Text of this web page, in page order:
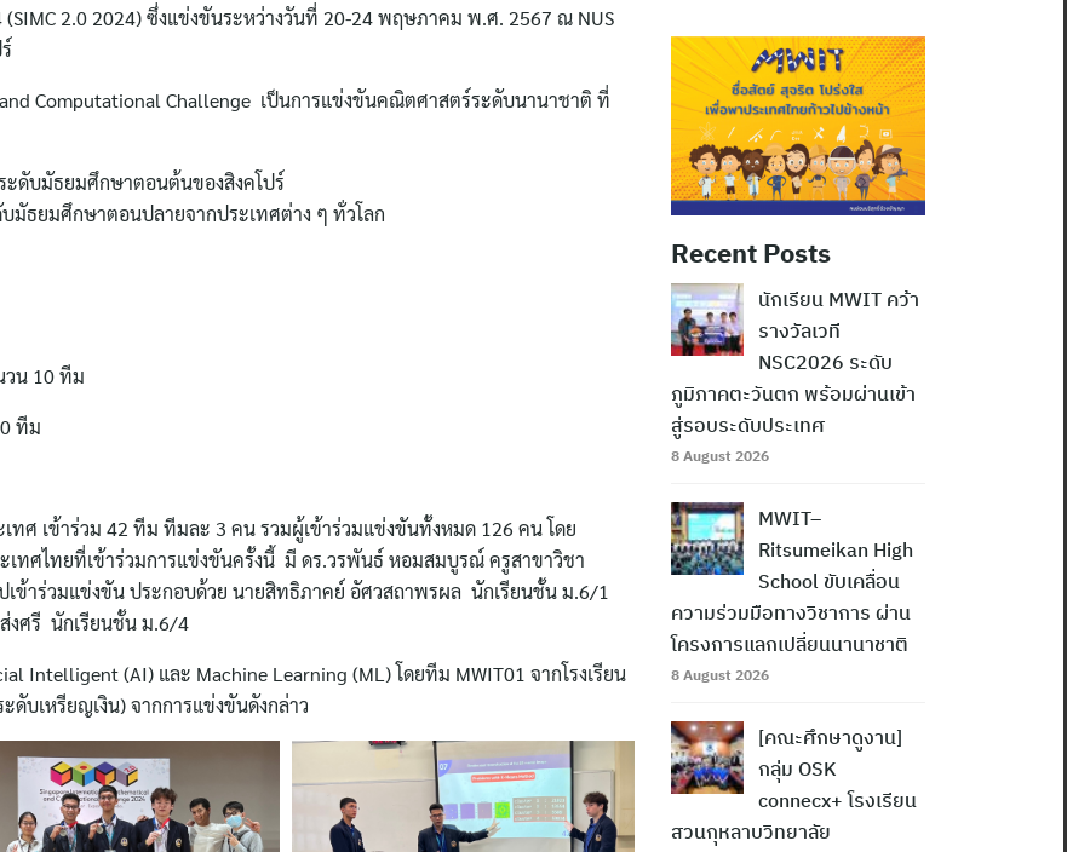
2.0 2024) ซึ่งแข่งขันระหว่างวันที่ 20-24 พฤษภาคม พ.ศ. 2567 ณ NUS
Computational Challenge เป็นการแข่งขันคณิตศาสตร์ระดับนานาชาติ ที่
ะดับมัธยมศึกษาตอนต้นของสิงคโปร์
มัธยมศึกษาตอนปลายจากประเทศต่าง ๆ ทั่วโลก
วน 10 ทีม
ทีม
ทศ เข้าร่วม 42 ทีม ทีมละ 3 คน รวมผู้เข้าร่วมแข่งขันทั้งหมด 126 คน โดย
ะเทศไทยที่เข้าร่วมการแข่งขันครั้งนี้ มี ดร.วรพันธ์ หอมสมบูรณ์ ครูสาขาวิชา
ข้าร่วมแข่งขัน ประกอบด้วย นายสิทธิภาคย์ อัศวสถาพรผล นักเรียนชั้น ม.6/1
งศรี นักเรียนชั้น ม.6/4
Intelligent (AI) และ Machine Learning (ML) โดยทีม MWIT01 จากโรงเรียน
ดับเหรียญเงิน) จากการแข่งขันดังกล่าว
Recent Posts
นักเรียน MWIT คว้า
รางวัลเวที
NSC2026 ระดับ
ภูมิภาคตะวันตก พร้อมผ่านเข้า
สู่รอบระดับประเทศ
8 August 2026
MWIT–
Ritsumeikan High
School ขับเคลื่อน
ความร่วมมือทางวิชาการ ผ่าน
โครงการแลกเปลี่ยนนานาชาติ
8 August 2026
[คณะศึกษาดูงาน]
กลุ่ม OSK
connecx+ โรงเรียน
สวนกุหลาบวิทยาลัย